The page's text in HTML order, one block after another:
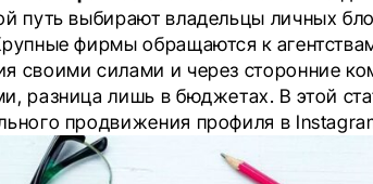
путь выбирают владельцы личных
фирмы обращаются к
своими силами и через сторонние
разница лишь в бюджетах. В этой
продвижения профиля в